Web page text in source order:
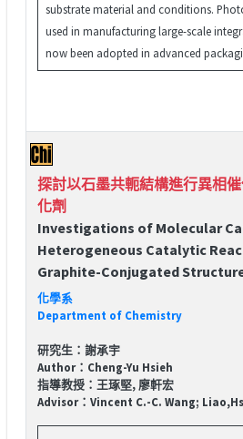
substrate material and conditions.
used in manufacturing large-scale
now been adopted in advanced
探討以石墨共軛結構進行異相
化劑
Investigations of Molecular
Heterogeneous Catalytic
Graphite-Conjugated
化學系
Department of Chemistry
研究生：謝承宇
Author：Cheng-Yu Hsieh
指導教授：王琢堅, 廖軒宏
Advisor：Vincent C.-C. Wang;